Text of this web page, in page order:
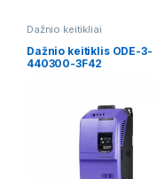
Dažnio keitikliai
Dažnio keitiklis ODE-3-
440300-3F42